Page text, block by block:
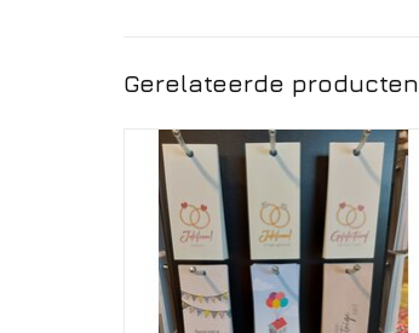
Gerelateerde producten
Wenskaartje met persoonlijke boodschap
voor uw geschenk.
TOEVOEGEN AAN WINKELWAGEN